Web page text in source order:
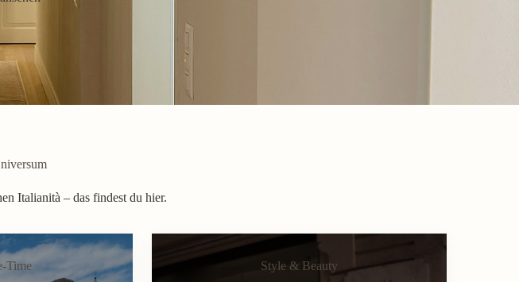
Italianità – das findest du hier.
Time Style & Beauty